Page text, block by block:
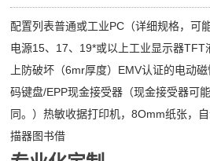
配置列表普通或工业PC（详细规格，可
电源15、17、19*或以上工业显示器TFT
上防破坏（6mr厚度）EMV认证的电动
码键盘/EPP现金接受器（现金接受器可
同。）热敏收据打印机，8Omm纸张，
描器图书借